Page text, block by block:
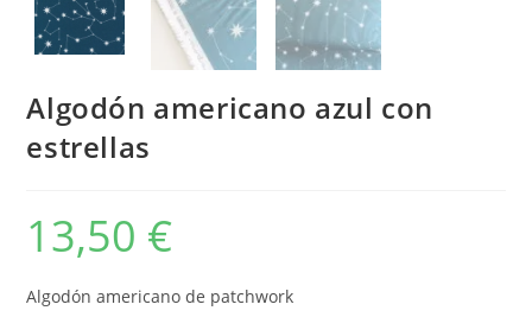
Algodón americano azul con
estrellas
13,50 €
Algodón americano de patchwork